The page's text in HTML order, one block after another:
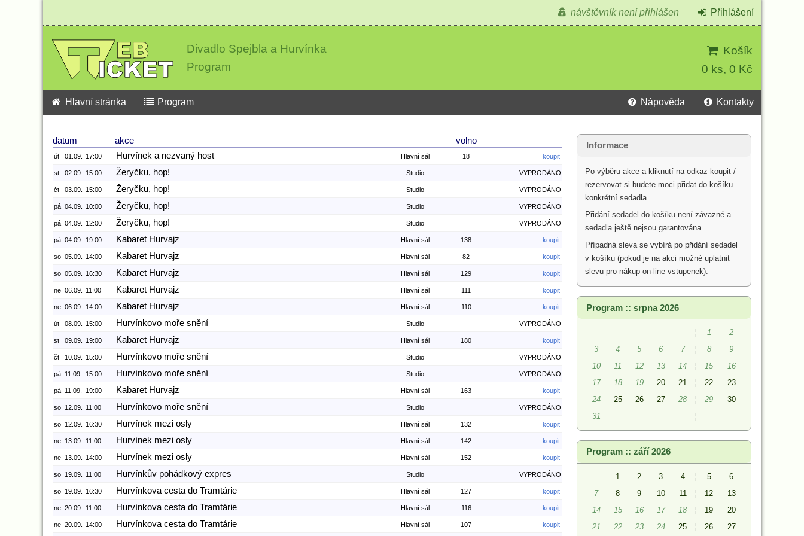
Divadlo Spejbla a Hurvínka
Program
Košík
0 ks, 0 Kč
návštěvník není přihlášen Přihlášení
Hlavní stránka Program Nápověda Kontakty
Informace
Po výběru akce a kliknutí na odkaz koupit /
rezervovat si budete moci přidat do košíku
konkrétní sedadla.
Přidání sedadel do košíku není závazné a
sedadla ještě nejsou garantována.
Případná sleva se vybírá po přidání sedadel
v košíku (pokud je na akci možné uplatnit
slevu pro nákup on-line vstupenek).
Program :: srpna 2026
¦ 1
2
3
4 5 6 7 ¦ 8
9
10
11 12 13 14 ¦ 15
16
17
18 19 20 21 ¦ 22
23
24
25 26 27 28 ¦ 29
30
31
¦
Program :: září 2026
1 2 3 4 ¦ 5
6
7
8 9 10 11 ¦ 12
13
14
15 16 17 18 ¦ 19
20
21
22 23 24 25 ¦ 26 27
datum akce volno
út 01.09. 17:00 Hurvínek a nezvaný host Hlavní sál 18 koupit
st 02.09. 15:00 Žeryčku, hop! Studio VYPRODÁNO
čt 03.09. 15:00 Žeryčku, hop! Studio VYPRODÁNO
pá 04.09. 10:00 Žeryčku, hop! Studio VYPRODÁNO
pá 04.09. 12:00 Žeryčku, hop! Studio VYPRODÁNO
pá 04.09. 19:00 Kabaret Hurvajz Hlavní sál 138 koupit
so 05.09. 14:00 Kabaret Hurvajz Hlavní sál 82 koupit
so 05.09. 16:30 Kabaret Hurvajz Hlavní sál 129 koupit
ne 06.09. 11:00 Kabaret Hurvajz Hlavní sál 111 koupit
ne 06.09. 14:00 Kabaret Hurvajz Hlavní sál 110 koupit
út 08.09. 15:00 Hurvínkovo moře snění Studio VYPRODÁNO
st 09.09. 19:00 Kabaret Hurvajz Hlavní sál 180 koupit
čt 10.09. 15:00 Hurvínkovo moře snění Studio VYPRODÁNO
pá 11.09. 15:00 Hurvínkovo moře snění Studio VYPRODÁNO
pá 11.09. 19:00 Kabaret Hurvajz Hlavní sál 163 koupit
so 12.09. 11:00 Hurvínkovo moře snění Studio VYPRODÁNO
so 12.09. 16:30 Hurvínek mezi osly Hlavní sál 132 koupit
ne 13.09. 11:00 Hurvínek mezi osly Hlavní sál 142 koupit
ne 13.09. 14:00 Hurvínek mezi osly Hlavní sál 152 koupit
so 19.09. 11:00 Hurvínkův pohádkový expres Studio VYPRODÁNO
so 19.09. 16:30 Hurvínkova cesta do Tramtárie Hlavní sál 127 koupit
ne 20.09. 11:00 Hurvínkova cesta do Tramtárie Hlavní sál 116 koupit
ne 20.09. 14:00 Hurvínkova cesta do Tramtárie Hlavní sál 107 koupit